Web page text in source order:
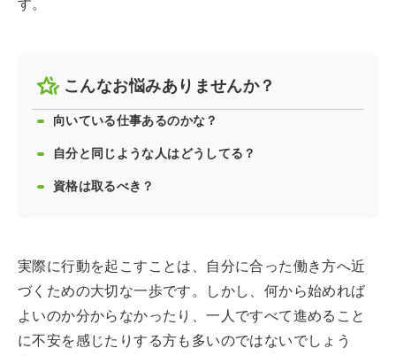
す。
こんなお悩みありませんか？
向いている仕事あるのかな？
自分と同じような人はどうしてる？
資格は取るべき？
実際に行動を起こすことは、自分に合った働き方へ近
づくための大切な一歩です。しかし、何から始めれば
よいのか分からなかったり、一人ですべて進めること
に不安を感じたりする方も多いのではないでしょう